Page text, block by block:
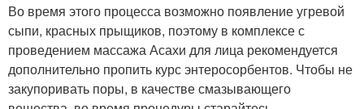
Во время этого процесса возможно появление угревой
сыпи, красных прыщиков, поэтому в комплексе с
проведением массажа Асахи для лица рекомендуется
дополнительно пропить курс энтеросорбентов. Чтобы не
закупоривать поры, в качестве смазывающего